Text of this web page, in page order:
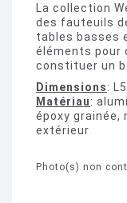
La collection
des fauteuils
tables basses
éléments pour
constituer un
Dimensions:
Matériau:
époxy grainée,
extérieur
Photo(s) non